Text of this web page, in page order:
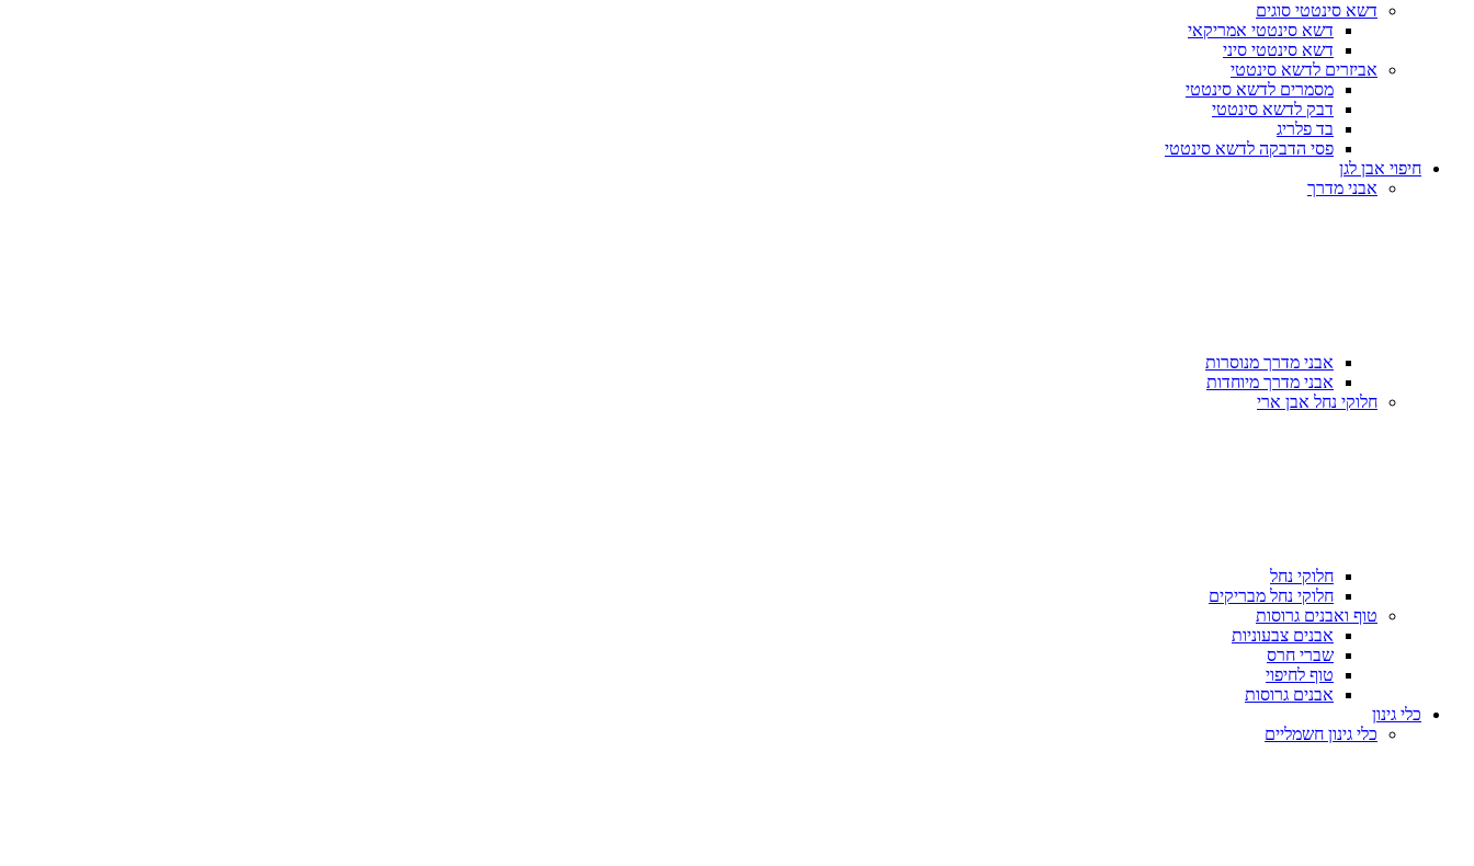
דשא סינטטי סוגים
דשא סינטטי אמריקאי
דשא סינטטי סיני
אביזרים לדשא סינטטי
מסמרים לדשא סינטטי
דבק לדשא סינטטי
בד פלריג
פסי הדבקה לדשא סינטטי
חיפוי אבן לגן
אבני מדרך
אבני מדרך מנוסרות
אבני מדרך מיוחדות
חלוקי נחל אבן ארי
חלוקי נחל
חלוקי נחל מבריקים
טוף ואבנים גרוסות
אבנים צבעוניות
שברי חרס
טוף לחיפוי
אבנים גרוסות
כלי גינון
כלי גינון חשמליים